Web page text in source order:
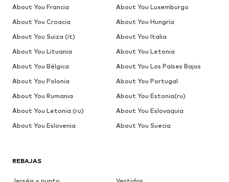
REBAJAS
About You Francia
About You Luxemburgo
About You Croacia
About You Hungría
About You Suiza (it)
About You Italia
About You Lituania
About You Letonia
About You Bélgica
About You Los Países Bajos
About You Polonia
About You Portugal
About You Rumania
About You Estonia(ru)
About You Letonia (ru)
About You Eslovaquia
About You Eslovenia
About You Suecia